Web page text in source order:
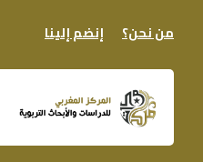
من نحن؟ إنضم إلينا